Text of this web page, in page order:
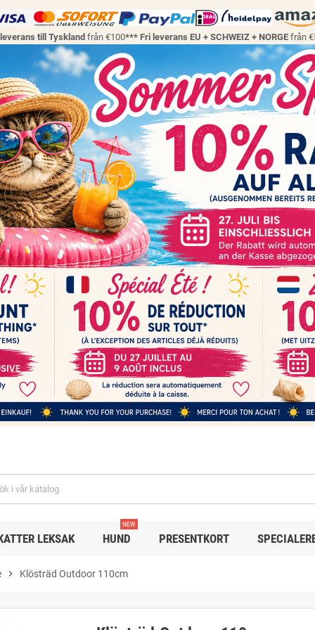
till Tyskland från €100*** Fri leverans EU + SCHWEIZ + NORGE från
LEKSAK HUND
NEW
PRESENTKORT
chevron_right Klösträd Outdoor 110cm